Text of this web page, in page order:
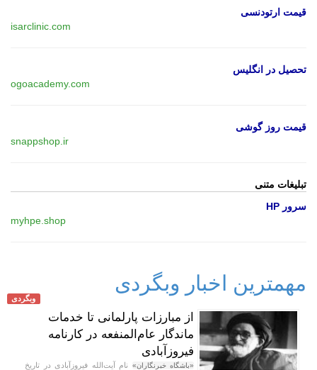
قیمت ارتودنسی
isarclinic.com
تحصیل در انگلیس
ogoacademy.com
قیمت روز گوشی
snappshop.ir
تبلیغات متنی
سرور HP
myhpe.shop
مهمترین اخبار وبگردی
وبگردی
از مبارزات پارلمانی تا خدمات
ماندگار عام‌المنفعه در کارنامه
فیروزآبادی
«باشگاه خبرنگاران» نام آیت‌الله فیروزآبادی در تاریخ